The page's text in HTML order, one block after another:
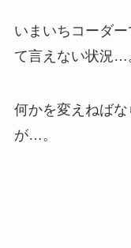
いまいちコーダ
て言えない状況…
何かを変えねば
が…。